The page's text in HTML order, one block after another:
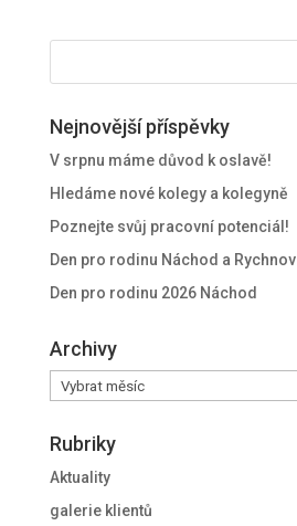
Nejnovější příspěvky
V srpnu máme důvod k oslavě!
Hledáme nové kolegy a kolegyně
Poznejte svůj pracovní potenciál!
Den pro rodinu Náchod a Rychnov
Den pro rodinu 2026 Náchod
Archivy
Archivy
Rubriky
Aktuality
galerie klientů